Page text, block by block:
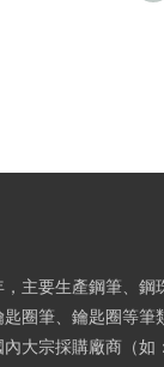
主要生產鋼筆、鋼
圈筆、鑰匙圈等筆
大宗採購廠商（如